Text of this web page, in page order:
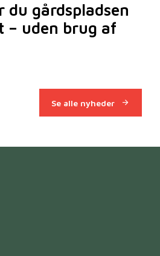
du gårdspladsen
uden brug af
Se alle nyheder